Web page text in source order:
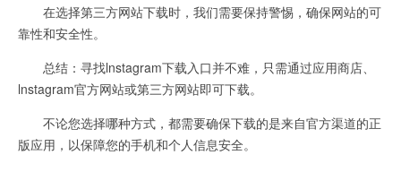
在选择第三方网站下载时，我们需要保持警惕，确保网站的可
靠性和安全性。
总结：寻找lnstagram下载入口并不难，只需通过应用商店、
lnstagram官方网站或第三方网站即可下载。
不论您选择哪种方式，都需要确保下载的是来自官方渠道的正
版应用，以保障您的手机和个人信息安全。